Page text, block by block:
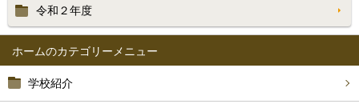
ホーム
学校紹介
令和２年度